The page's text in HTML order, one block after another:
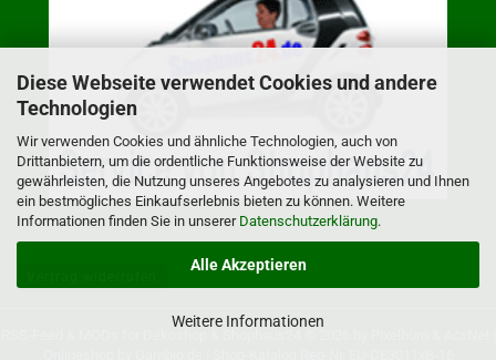
Diese Webseite verwendet Cookies und andere
Technologien
Wir verwenden Cookies und ähnliche Technologien, auch von
Drittanbietern, um die ordentliche Funktionsweise der Website zu
gewährleisten, die Nutzung unseres Angebotes zu analysieren und Ihnen
ein bestmögliches Einkaufserlebnis bieten zu können. Weitere
Informationen finden Sie in unserer Datenschutzerklärung.
Alle Akzeptieren
Weitere Informationen